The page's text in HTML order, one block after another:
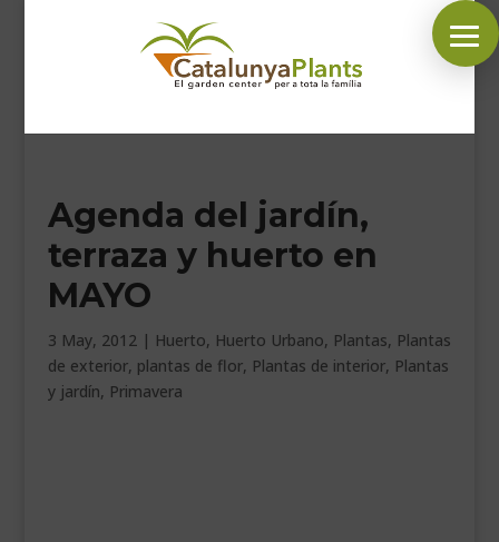
SÍGUENOS EN:
INICIO
PLANTAS
COMPLEMENTOS JARDÍN
DECORACIÓN
HORARIO GARDEN
Agenda del jardín,
terraza y huerto en
MAYO
3 May, 2012| Huerto, Huerto Urbano, Plantas, Plantas
de exterior, plantas de flor, Plantas de interior, Plantas
y jardín, Primavera